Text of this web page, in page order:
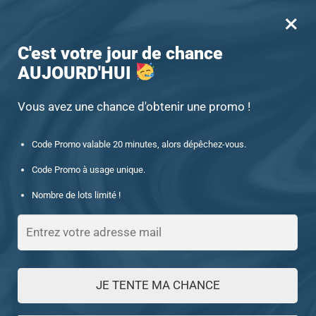
0
-15% offert des 60€ d’achat avec le code : UNIQUE15
Accueil / Chevalière argent / Chevalière hommes en argent zircon rouge à l’honneur (EY1280)
×
C'est votre jour de chance
AUJOURD'HUI
Vous avez une chance d'obtenir une promo !
Code Promo valable 20 minutes, alors dépêchez-vous.
Code Promo à usage unique.
Nombre de lots limité !
JE TENTE MA CHANCE